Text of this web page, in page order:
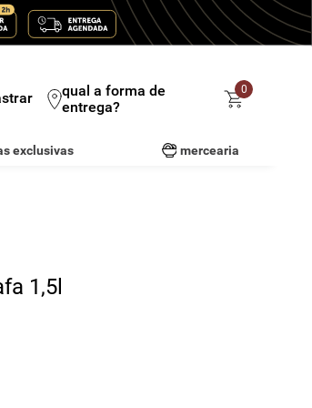
qual a forma de
entrega?
0
exclusivas mercearia
1,5l